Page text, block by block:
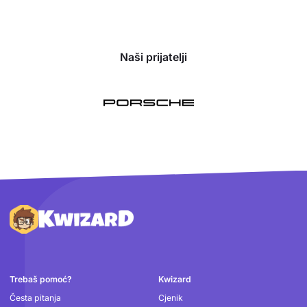
Naši prijatelji
Podnožje
Trebaš pomoć?
Česta pitanja
Kwizard
Cjenik